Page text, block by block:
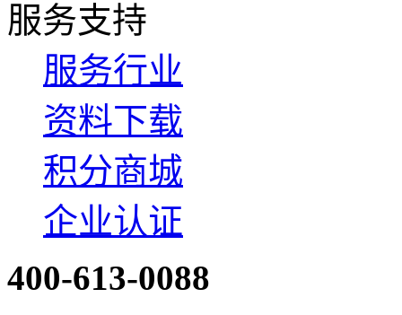
服务支持
服务行业
资料下载
积分商城
企业认证
400-613-0088